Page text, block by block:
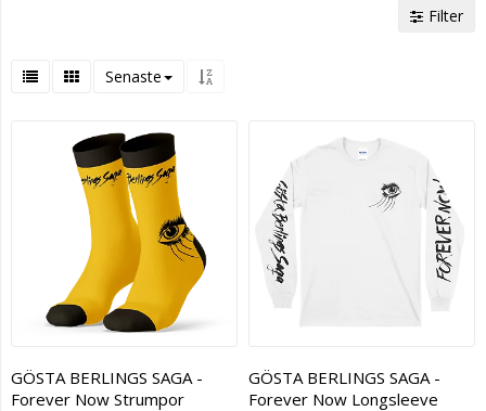
Filter
Senaste
GÖSTA BERLINGS SAGA -
Forever Now Strumpor
GÖSTA BERLINGS SAGA -
Forever Now Longsleeve